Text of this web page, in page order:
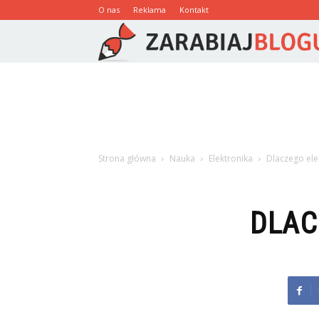
O nas Reklama Kontakt
Strona główna Nauka Elektronika Dlaczego